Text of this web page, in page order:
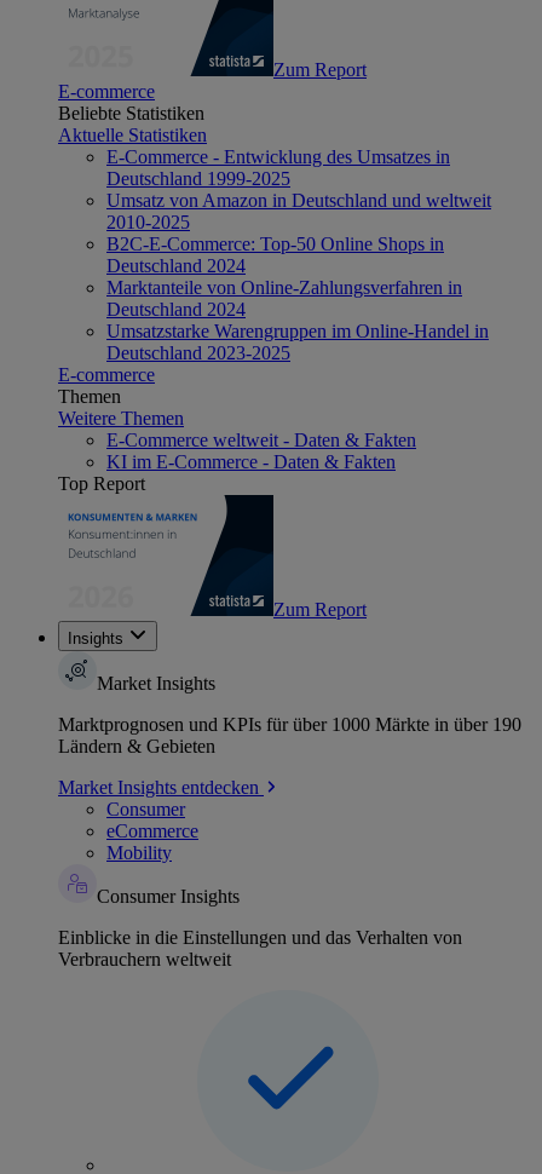
Zum Report
E-commerce
Beliebte Statistiken
Aktuelle Statistiken
E-Commerce - Entwicklung des Umsatzes in
Deutschland 1999-2025
Umsatz von Amazon in Deutschland und weltweit
2010-2025
B2C-E-Commerce: Top-50 Online Shops in
Deutschland 2024
Marktanteile von Online-Zahlungsverfahren in
Deutschland 2024
Umsatzstarke Warengruppen im Online-Handel in
Deutschland 2023-2025
E-commerce
Themen
Weitere Themen
E-Commerce weltweit - Daten & Fakten
KI im E-Commerce - Daten & Fakten
Top Report
Zum Report
Insights
Market Insights
Marktprognosen und KPIs für über 1000 Märkte in über 190
Ländern & Gebieten
Market Insights entdecken
Consumer
eCommerce
Mobility
Consumer Insights
Einblicke in die Einstellungen und das Verhalten von
Verbrauchern weltweit